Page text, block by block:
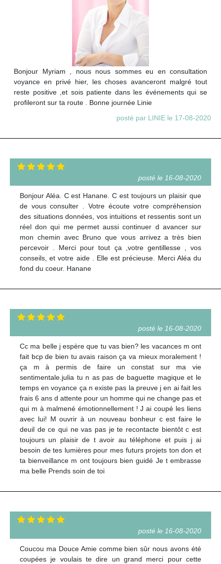
Bonjour Myriam , nous nous sommes eu en consultation
voyance en privé hier, les choses avanceront malgré tout
reste positive ,et sois patiente dans les événements qui se
profileront sur ta route . Bonne journée Linie
posté par LINIE le 17-08-2020
posté le 16-08-2020
Bonjour Aléa. C est Hanane. C est toujours un plaisir que
de vous consulter . Votre écoute votre compréhension
des situations données, vos intuitions et ressentis sont un
réel don qui me permet aussi continuer d avancer sur
mon chemin avec Bruno que vous arrivez a très bien
percevoir . Merci pour tout ça ,votre gentillesse , vos
conseils, et votre aide . Elle est précieuse. Merci Aléa du
fond du coeur. Hanane
posté le 16-08-2020
Cc ma belle j espère que tu vas bien? les vacances m ont
fait bcp de bien tu avais raison ça va mieux moralement !
ça m à permis de faire un constat sur ma vie
sentimentale.julia tu n as pas de baguette magique et le
temps en voyance ça n existe pas la preuve j en ai fait les
frais 6 ans d attente pour un homme qui ne change pas et
qui m à malmené émotionnellement ! J ai coupé les liens
avec lui! M ouvrir à un nouveau bonheur c est faire le
deuil de ce qui ne vas pas je te recontacte bientôt c est
toujours un plaisir de t avoir au téléphone et puis j ai
besoin de tes lumières pour mes futurs projets ton don et
ta bienveillance m ont toujours bien guidé Je t embrasse
ma belle Prends soin de toi
posté le 16-08-2020
Coucou ma Douce Amie comme bien sûr nous avons été
coupées je voulais te dire un grand merci pour cette